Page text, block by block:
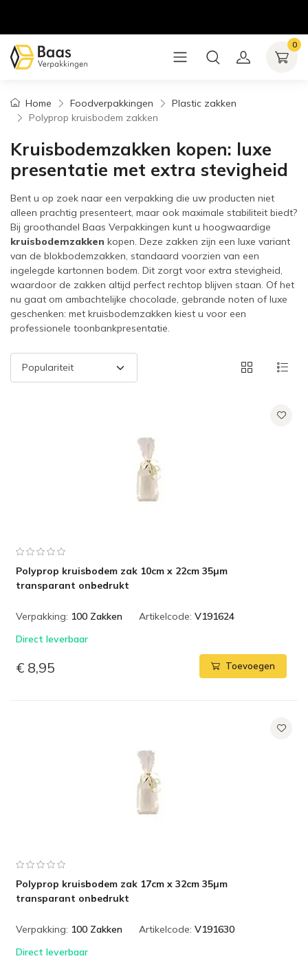
0
Home Foodverpakkingen
Plastic zakken
Polyprop kruisbodem zakken
Kruisbodemzakken kopen: luxe
presentatie met extra stevigheid
Bent u op zoek naar een verpakking die uw producten niet
alleen prachtig presenteert, maar ook maximale stabiliteit biedt?
Bij groothandel Baas Verpakkingen kunt u hoogwaardige
kruisbodemzakken kopen. Deze zakken zijn een luxe variant
van de blokbodemzakken, standaard voorzien van een
ingelegde kartonnen bodem. Dit zorgt voor extra stevigheid,
waardoor de zakken altijd perfect rechtop blijven staan. Of het
nu gaat om ambachtelijke chocolade, gebrande noten of luxe
geschenken: met kruisbodemzakken kiest u voor een
professionele toonbankpresentatie.
Polyprop kruisbodem zak 10cm x 22cm 35µm
transparant onbedrukt
Verpakking: 100 Zakken Artikelcode: V191624
Direct leverbaar
€ 8,95 Toevoegen
Polyprop kruisbodem zak 17cm x 32cm 35µm
transparant onbedrukt
Verpakking: 100 Zakken Artikelcode: V191630
Direct leverbaar